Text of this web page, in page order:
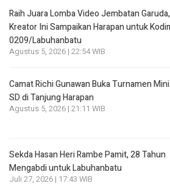
Raih Juara Lomba Video Jembatan
Kreator Ini Sampaikan Harapan untuk
0209/Labuhanbatu
Agustus 5, 2026 | 22:54 WIB
Camat Richi Gunawan Buka Turnamen
SD di Tanjung Harapan
Agustus 5, 2026 | 21:11 WIB
Sekda Hasan Heri Rambe Pamit, 28 Tahun
Mengabdi untuk Labuhanbatu
Juli 27, 2026 | 17:43 WIB